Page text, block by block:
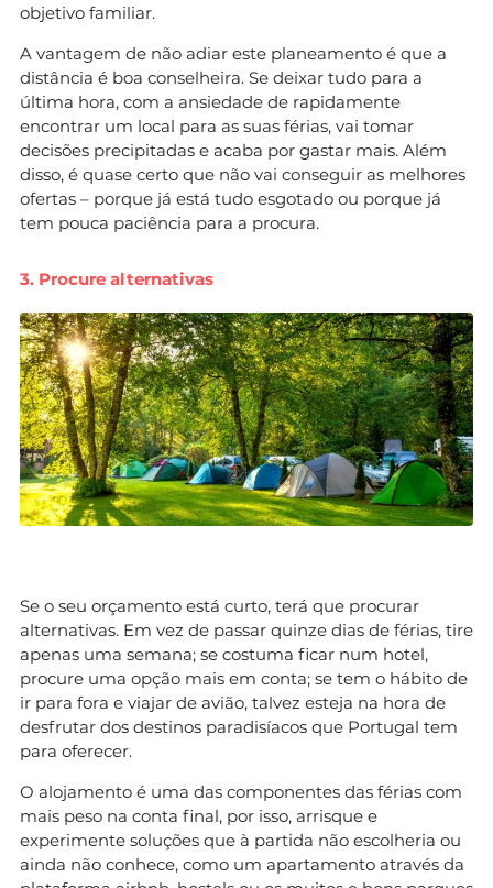
objetivo familiar.
A vantagem de não adiar este planeamento é que a
distância é boa conselheira. Se deixar tudo para a
última hora, com a ansiedade de rapidamente
encontrar um local para as suas férias, vai tomar
decisões precipitadas e acaba por gastar mais. Além
disso, é quase certo que não vai conseguir as melhores
ofertas – porque já está tudo esgotado ou porque já
tem pouca paciência para a procura.
3. Procure alternativas
Se o seu orçamento está curto, terá que procurar
alternativas. Em vez de passar quinze dias de férias, tire
apenas uma semana; se costuma ficar num hotel,
procure uma opção mais em conta; se tem o hábito de
ir para fora e viajar de avião, talvez esteja na hora de
desfrutar dos destinos paradisíacos que Portugal tem
para oferecer.
O alojamento é uma das componentes das férias com
mais peso na conta final, por isso, arrisque e
experimente soluções que à partida não escolheria ou
ainda não conhece, como um apartamento através da